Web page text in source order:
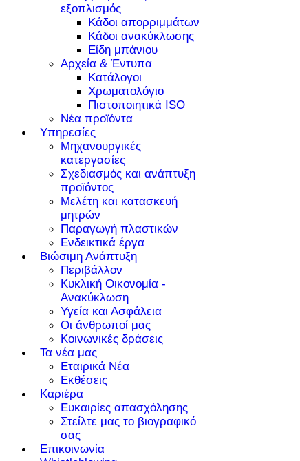
εξοπλισμός
Κάδοι απορριμμάτων
Κάδοι ανακύκλωσης
Είδη μπάνιου
Αρχεία & Έντυπα
Κατάλογοι
Χρωματολόγιο
Πιστοποιητικά ISO
Νέα προϊόντα
Υπηρεσίες
Μηχανουργικές
κατεργασίες
Σχεδιασμός και ανάπτυξη
προϊόντος
Μελέτη και κατασκευή
μητρών
Παραγωγή πλαστικών
Ενδεικτικά έργα
Βιώσιμη Ανάπτυξη
Περιβάλλον
Κυκλική Οικονομία -
Ανακύκλωση
Υγεία και Ασφάλεια
Οι άνθρωποί μας
Κοινωνικές δράσεις
Τα νέα μας
Εταιρικά Νέα
Εκθέσεις
Καριέρα
Ευκαιρίες απασχόλησης
Στείλτε μας το βιογραφικό
σας
Επικοινωνία